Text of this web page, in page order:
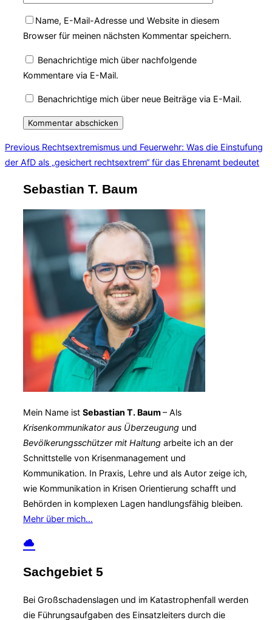
Name, E-Mail-Adresse und Website in diesem
Browser für meinen nächsten Kommentar speichern.
Benachrichtige mich über nachfolgende
Kommentare via E-Mail.
Benachrichtige mich über neue Beiträge via E-Mail.
Beitragsnavigation
Previous
Previous Rechtsextremismus und Feuerwehr: Was die Einstufung
der AfD als „gesichert rechtsextrem“ für das Ehrenamt bedeutet
Sebastian T. Baum
Mein Name ist Sebastian T. Baum– Als
Krisenkommunikator aus Überzeugung und
Bevölkerungsschützer mit Haltung arbeite ich an der
Schnittstelle von Krisenmanagement und
Kommunikation. In Praxis, Lehre und als Autor zeige ich,
wie Kommunikation in Krisen Orientierung schafft und
Behörden in komplexen Lagen handlungsfähig bleiben.
Mehr über mich…
Sachgebiet 5
Bei Großschadenslagen und im Katastrophenfall werden
die Führungsaufgaben des Einsatzleiters durch die